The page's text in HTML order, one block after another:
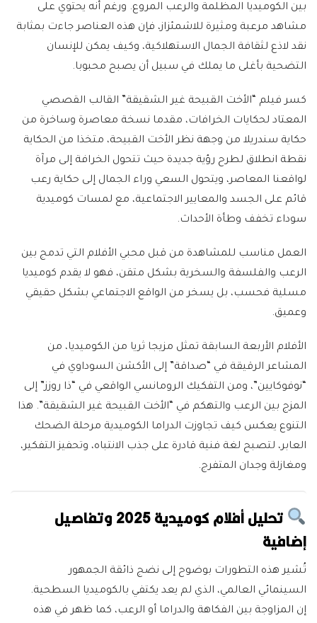
بين الكوميديا المظلمة والرعب المروع. ورغم أنه يحتوي على
مشاهد مرعبة ومثيرة للاشمئزاز، فإن هذه العناصر جاءت بمثابة
نقد لاذع لثقافة الجمال الاستهلاكية، وكيف يمكن للإنسان
التضحية بأغلى ما يملك في سبيل أن يصبح محبوبا.
كسر فيلم “الأخت القبيحة غير الشقيقة” القالب القصصي
المعتاد لحكايات الخرافات، مقدما نسخة معاصرة وساخرة من
حكاية سندريلا من وجهة نظر الأخت القبيحة، متخذا من الحكاية
نقطة انطلاق لطرح رؤية جديدة حيث تتحول الخرافة إلى مرآة
لواقعنا المعاصر، ويتحول السعي وراء الجمال إلى حكاية رعب
قائم على الجسد والمعايير الاجتماعية، مع لمسات كوميدية
سوداء تخفف وطأة الأحداث.
العمل مناسب للمشاهدة من قبل محبي الأفلام التي تدمج بين
الرعب والفلسفة والسخرية بشكل متقن، فهو لا يقدم كوميديا
مسلية فحسب، بل يسخر من الواقع الاجتماعي بشكل حقيقي
وعميق.
الأفلام الأربعة السابقة تمثل مزيجا ثريا من الكوميديا، من
المشاعر الرقيقة في “صداقة” إلى الأكشن السوداوي في
“نوفوكايين”، ومن التفكيك الرومانسي الواقعي في “ذا روزز” إلى
المزج بين الرعب والتهكم في “الأخت القبيحة غير الشقيقة”. هذا
التنوع يعكس كيف تجاوزت الدراما الكوميدية مرحلة الضحك
العابر، لتصبح لغة فنية قادرة على جذب الانتباه، وتحفيز التفكير،
ومغازلة وجدان المتفرج.
تحليل أفلام كوميدية 2025 وتفاصيل
إضافية
تُشير هذه التطورات بوضوح إلى نضج ذائقة الجمهور
السينمائي العالمي، الذي لم يعد يكتفي بالكوميديا السطحية.
إن المزاوجة بين الفكاهة والدراما أو الرعب، كما ظهر في هذه